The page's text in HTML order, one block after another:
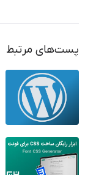
پست‌های مرتبط